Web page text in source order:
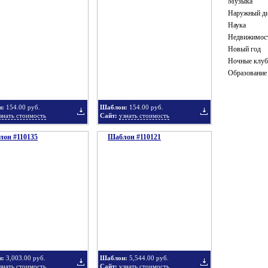
Наружный
Наука
Новый год
Ночные
Образование
154.00 руб.
стоимость
Шаблон: 154.00 руб.
Сайт: узнать стоимость
#110135
3,003.00 руб.
стоимость
Шаблон #110121
Шаблон: 5,544.00 руб.
Сайт: узнать стоимость